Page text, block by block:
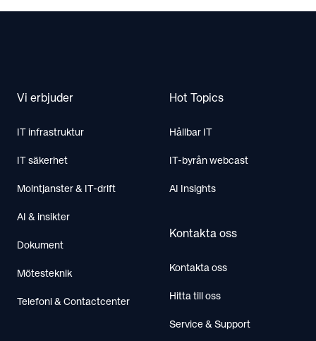
Vi erbjuder
IT infrastruktur
IT säkerhet
Molntjanster & IT-drift
AI & insikter
Dokument
Mötesteknik
Telefoni & Contactcenter
Hot Topics
Hållbar IT
IT-byrån webcast
AI Insights
Kontakta oss
Kontakta oss
Hitta till oss
Service & Support